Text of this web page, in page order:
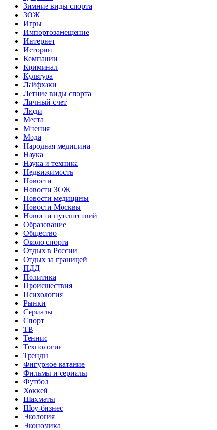
Зимние виды спорта
ЗОЖ
Игры
Импортозамещение
Интернет
Истории
Компании
Криминал
Культура
Лайфхаки
Летние виды спорта
Личный счет
Люди
Места
Мнения
Мода
Народная медицина
Наука
Наука и техника
Недвижимость
Новости
Новости ЗОЖ
Новости медицины
Новости Москвы
Новости путешествий
Образование
Общество
Около спорта
Отдых в России
Отдых за границей
ПДД
Политика
Происшествия
Психология
Рынки
Сериалы
Спорт
ТВ
Теннис
Технологии
Тренды
Фигурное катание
Фильмы и сериалы
Футбол
Хоккей
Шахматы
Шоу-бизнес
Экология
Экономика